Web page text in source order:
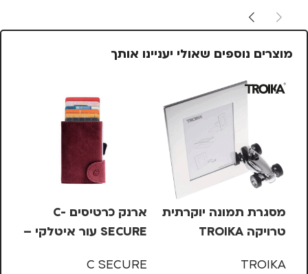
מוצרים נוספים שאולי יעניינו אותך
מסגרת תמונה יוקרתית
טרויקה TROIKA
TROIKA
ארנק כרטיסים C-
SECURE עור איטלקי –
C SECURE